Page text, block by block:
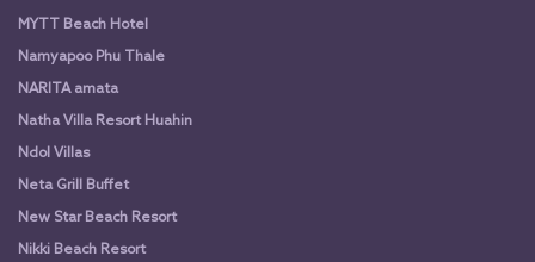
MYTT Beach Hotel
Namyapoo Phu Thale
NARITA amata
Natha Villa Resort Huahin
Ndol Villas
Neta Grill Buffet
New Star Beach Resort
Nikki Beach Resort